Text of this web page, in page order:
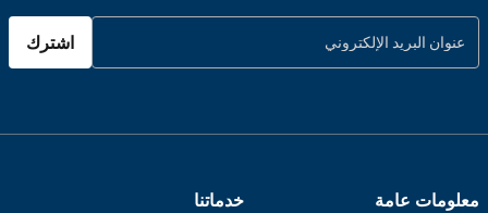
اشترك
معلومات عامة
خدماتنا